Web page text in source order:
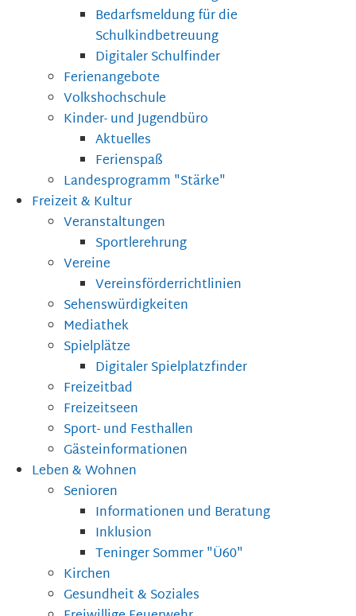
Bedarfsmeldung für die
Schulkindbetreuung
Digitaler Schulfinder
Ferienangebote
Volkshochschule
Kinder- und Jugendbüro
Aktuelles
Ferienspaß
Landesprogramm "Stärke"
Freizeit & Kultur
Veranstaltungen
Sportlerehrung
Vereine
Vereinsförderrichtlinien
Sehenswürdigkeiten
Mediathek
Spielplätze
Digitaler Spielplatzfinder
Freizeitbad
Freizeitseen
Sport- und Festhallen
Gästeinformationen
Leben & Wohnen
Senioren
Informationen und Beratung
Inklusion
Teninger Sommer "Ü60"
Kirchen
Gesundheit & Soziales